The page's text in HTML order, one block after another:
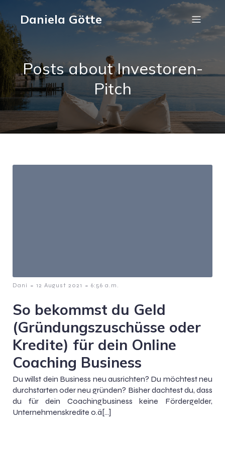
Daniela Götte
Posts about Investoren-
Pitch
Dani - 12 August 2021 - 6:56 a.m.
So bekommst du Geld
(Gründungszuschüsse oder
Kredite) für dein Online
Coaching Business
Du willst dein Business neu ausrichten? Du möchtest neu
durchstarten oder neu gründen? Bisher dachtest du, dass
du für dein Coachingbusiness keine Fördergelder,
Unternehmenskredite o.ä[…]